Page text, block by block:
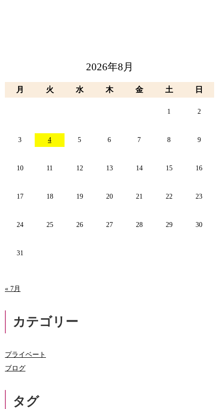
2026年8月
月 火 水 木 金 土 日
1 2
3 4 5 6 7 8 9
10 11 12 13 14 15 16
17 18 19 20 21 22 23
24 25 26 27 28 29 30
31
« 7月
カテゴリー
プライベート
ブログ
タグ